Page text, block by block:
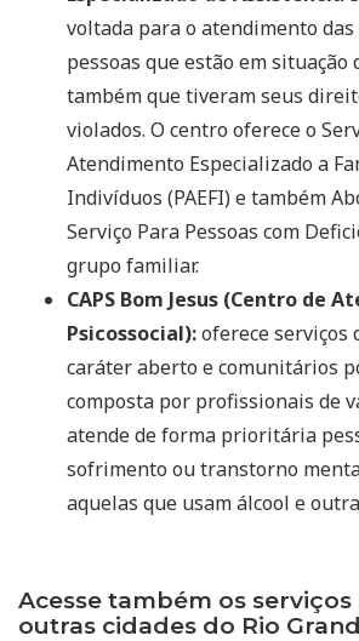
voltada para o atendimento
pessoas que estão em situação
também que tiveram seus
violados. O centro oferece o
Atendimento Especializado a
Indivíduos (PAEFI) e também
Serviço Para Pessoas com
grupo familiar.
CAPS Bom Jesus (Centro de
Psicossocial):oferece serviços
caráter aberto e comunitários
composta por profissionais de
atende de forma prioritária
sofrimento ou transtorno
aquelas que usam álcool e
Acesse também os serviços
outras cidades do Rio